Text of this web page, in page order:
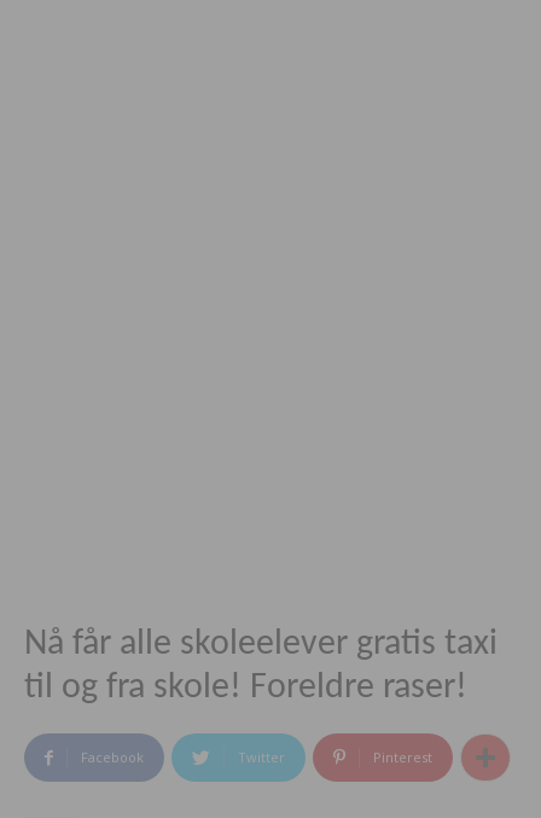
Nå får alle skoleelever gratis taxi
til og fra skole! Foreldre raser!
Facebook Twitter Pinterest